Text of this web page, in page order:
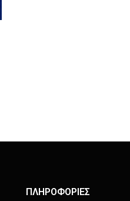
ΠΛΗΡΟΦΟΡΙΕΣ